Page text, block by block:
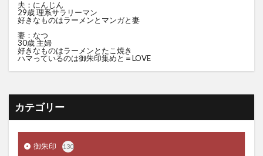
夫：にんじん
29歳 理系サラリーマン
好きなものはラーメンとマンガと妻
妻：なつ
30歳 主婦
好きなものはラーメンとたこ焼き
ハマっているのは御朱印集めと＝LOVE
カテゴリー
御朱印 130